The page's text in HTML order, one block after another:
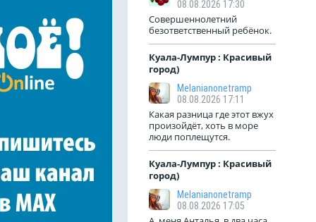
08.08.2026 17:30
Совершеннолетний
безответственный ребёнок.
Куала-Лумпур : Красивый
город)
Melanianonetramp
08.08.2026 17:11
Какая разница где этот вжух
произойдёт, хоть в море
люди поплещутся.
Куала-Лумпур : Красивый
город)
Melanianonetramp
08.08.2026 17:05